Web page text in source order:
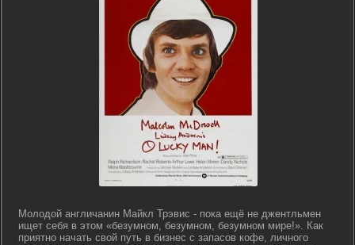
Молодой англичанин Майкл Трэвис - пока ещё не джентльмен
ищет себя в этом «безумном, безумном, безумном мире!». Как
приятно начать свой путь в бизнес с запасов кофе, личного